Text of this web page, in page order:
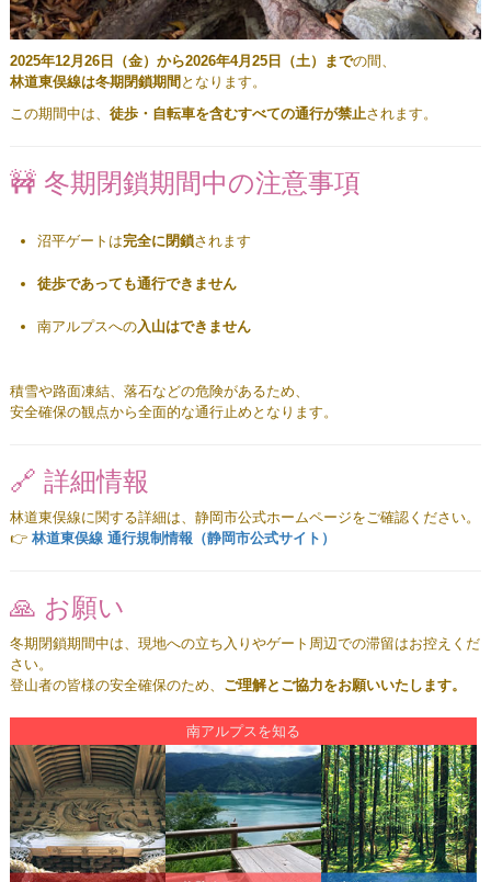
2025年12月26日（金）から2026年4月25日（土）までの間、
林道東俣線は冬期閉鎖期間 となります。
この期間中は、 徒歩・自転車を含むすべての通行が禁止されます。
🚧 冬期閉鎖期間中の注意事項
沼平ゲートは完全に閉鎖されます
徒歩であっても通行できません
南アルプスへの入山はできません
積雪や路面凍結、落石などの危険があるため、
安全確保の観点から全面的な通行止めとなります。
🔗 詳細情報
林道東俣線に関する詳細は、静岡市公式ホームページをご確認ください。
👉 林道東俣線 通行規制情報（静岡市公式サイト）
🙏 お願い
冬期閉鎖期間中は、現地への立ち入りやゲート周辺での滞留はお控えくだ
さい。
登山者の皆様の安全確保のため、 ご理解とご協力をお願いいたします。
南アルプスを知る